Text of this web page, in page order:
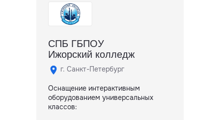
СПБ ГБПОУ
Ижорский колледж
г. Санкт-Петербург
Оснащение интерактивным
оборудованием универсальных
классов: